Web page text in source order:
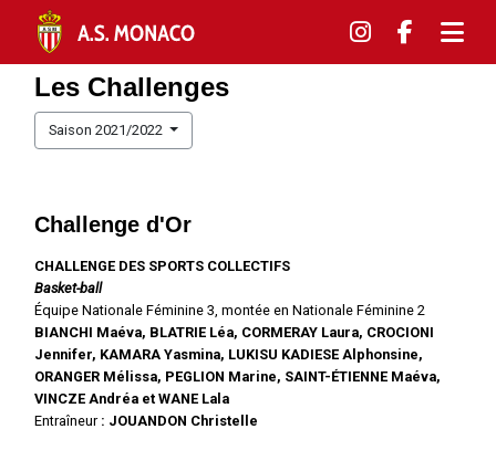
Les Challenges
Saison 2021/2022
Challenge d'Or
CHALLENGE DES SPORTS COLLECTIFS
Basket-ball
Équipe Nationale Féminine 3, montée en Nationale Féminine 2
BIANCHI Maéva, BLATRIE Léa, CORMERAY Laura, CROCIONI
Jennifer, KAMARA Yasmina, LUKISU KADIESE Alphonsine,
ORANGER Mélissa, PEGLION Marine, SAINT-ÉTIENNE Maéva,
VINCZE Andréa et WANE Lala
Entraîneur : JOUANDON Christelle